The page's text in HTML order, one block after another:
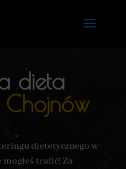
dieta
Chojnów
dietetycznego w
trafić! Za